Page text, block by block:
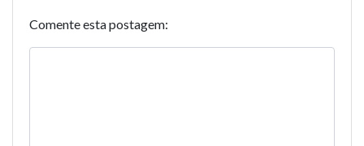
Comente esta postagem: